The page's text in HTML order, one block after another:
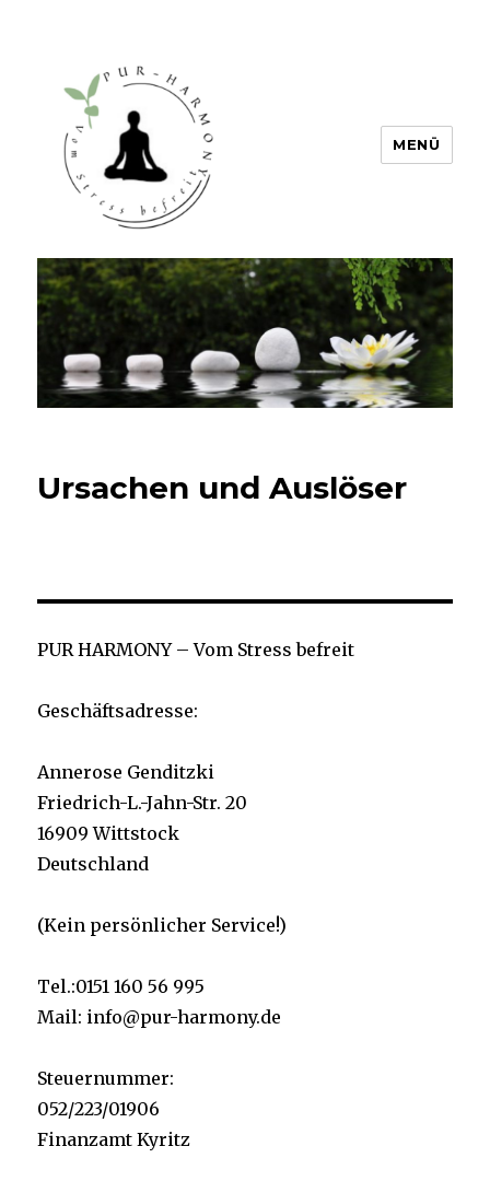
PUR HARMONY – Vom Stress
befreit
MENÜ
Ursachen und Auslöser
PUR HARMONY – Vom Stress befreit
Geschäftsadresse:
Annerose Genditzki
Friedrich-L.-Jahn-Str. 20
16909 Wittstock
Deutschland
(Kein persönlicher Service!)
Tel.:0151 160 56 995
Mail: info@pur-harmony.de
Steuernummer:
052/223/01906
Finanzamt Kyritz